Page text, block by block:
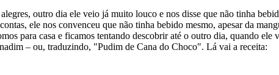
outro dia ele veio já muito louco e nos disse que não tinha
ele nos convenceu que não tinha bebido mesmo, apesar da
para casa e ficamos tentando descobrir até o outro dia, quando
– ou, traduzindo, "Pudim de Cana do Choco". Lá vai a receita: